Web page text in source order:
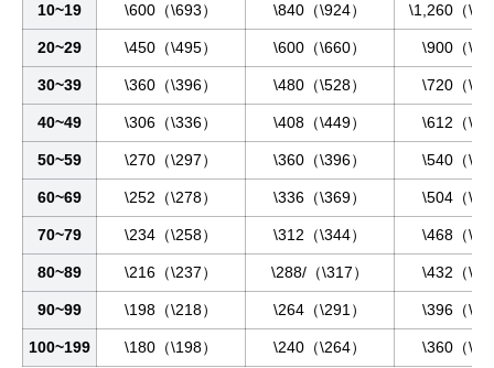
10~19 \600（\693） \840（\924） \1,260（
20~29 \450（\495） \600（\660） \900（
30~39 \360（\396） \480（\528） \720（
40~49 \306（\336） \408（\449） \612（
50~59 \270（\297） \360（\396） \540（
60~69 \252（\278） \336（\369） \504（
70~79 \234（\258） \312（\344） \468（
80~89 \216（\237） \288/（\317） \432（
90~99 \198（\218） \264（\291） \396（
100~199 \180（\198） \240（\264） \360（